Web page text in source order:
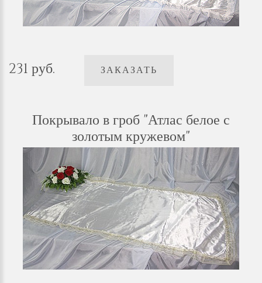
231 руб. ЗАКАЗАТЬ
Покрывало в гроб "Атлас белое с
золотым кружевом"